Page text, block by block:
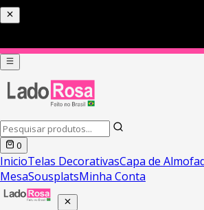
0
InicioTelas DecorativasCapa de
MesaSousplatsMinha Conta